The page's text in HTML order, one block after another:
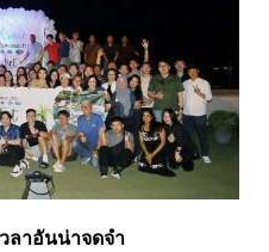
ลาอันน่าจดจำ